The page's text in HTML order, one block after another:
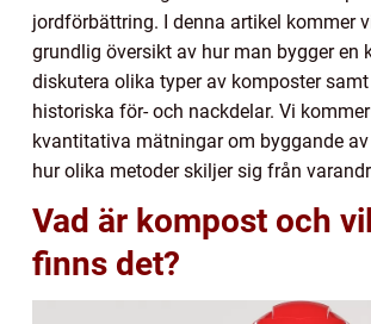
jordförbättring. I denna artikel kommer
grundlig översikt av hur man bygger en
diskutera olika typer av komposter
historiska för- och nackdelar. Vi
kvantitativa mätningar om byggande
hur olika metoder skiljer sig från
Vad är kompost och
finns det?